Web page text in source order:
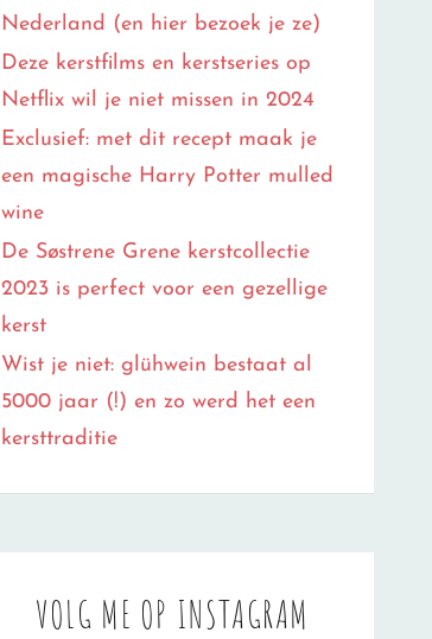
Nederland (en hier bezoek je ze)
Deze kerstfilms en kerstseries op
Netflix wil je niet missen in 2024
Exclusief: met dit recept maak je
een magische Harry Potter mulled
wine
De Søstrene Grene kerstcollectie
2023 is perfect voor een gezellige
kerst
Wist je niet: glühwein bestaat al
5000 jaar (!) en zo werd het een
kersttraditie
VOLG ME OP INSTAGRAM